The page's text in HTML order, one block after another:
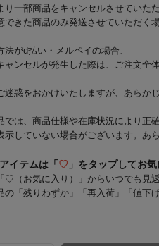
り一部商品をキャンセルさせていただ
できた商品のみ発送させていただく
がd払い・メルペイの場合、
ャンセルが発生した際は、ご注文全
迷惑をおかけいたしますが、あらか
は、商品仕様や在庫状況により正
示していない場合がございます。あ
イテムは「 ♡ 」をタップしてお気
♡（お気に入り）」からいつでも見
の「残りわずか」「再入荷」「値下